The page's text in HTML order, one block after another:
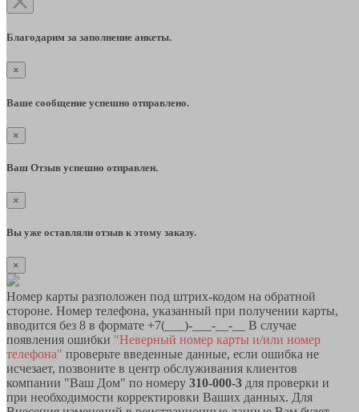
Благодарим за заполнение анкеты.
×
Ваше сообщение успешно отправлено.
×
Ваш Отзыв успешно отправлен.
×
Вы уже оставляли отзыв к этому заказу.
×
Номер карты разположен под штрих-кодом на обратной
стороне. Номер телефона, указанный при получении карты,
вводится без 8 в формате +7(___)-___-__-__ В случае
появления ошибки "Неверный номер карты и/или номер
телефона" проверьте введенные данные, если ошибка не
исчезает, позвоните в центр обслуживания клиентов
компании "Ваш Дом" по номеру 310-000-3 для проверки и
при необходимости корректировки Ваших данных. Для